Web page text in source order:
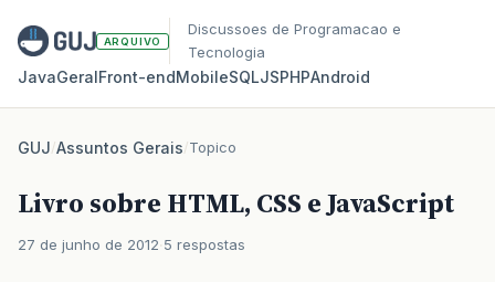
ARQUIVO
Discussoes de Programacao e
Tecnologia
JavaGeralFront‑endMobileSQLJSPHPAndroid
GUJ/Assuntos Gerais/Topico
Livro sobre HTML, CSS e JavaScript
27 de junho de 2012 5 respostas